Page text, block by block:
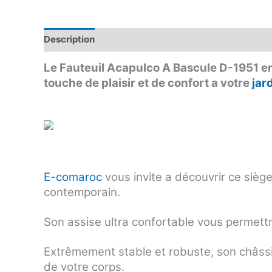
Description
Le Fauteuil Acapulco A Bascule D-1951
touche de plaisir et de confort a votre
E-comaroc vous invite a découvrir ce
contemporain.
Son assise ultra confortable vous
Extrêmement stable et robuste, son
de votre corps.